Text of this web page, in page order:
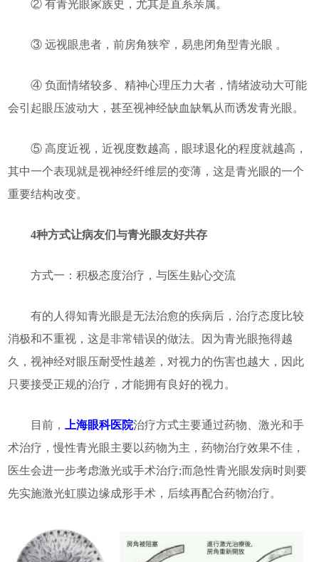
② 有青光眼家族史，尤其是直系亲属。
③ 远视眼患者，前房角狭窄，易患闭角型青光眼 。
④ 负面情绪较多、精神心理压力大者，情绪波动大可能
会引起眼压波动大，甚至视神经缺血缺氧从而诱发青光眼。
⑤ 高度近视，近视度数越高，眼球退化的程度就越高，
其中一个表现就是视神经纤维层的变薄，这是青光眼的一个
重要结构改变。
4种方式让病友们与青光眼友好共存
方式一：积极态度治疗，与医生贴心交流
有的人得知青光眼是无法治愈的疾病后，治疗态度比较
消极和不重视，这是非常错误的做法。因为青光眼拖得越
久，视神经对眼压耐受性越差，对视力的伤害也越大，因此
只要接受正规的治疗，才能拥有良好的视力。
目前， 上海眼科医院治疗方式主要通过药物、激光和手
术治疗，慢性青光眼主要以药物为主，药物治疗效果不佳，
医生会进一步考虑激光或手术治疗;而急性青光眼发病时则要
先实施激光虹膜边缘成形手术，后续再配合药物治疗。